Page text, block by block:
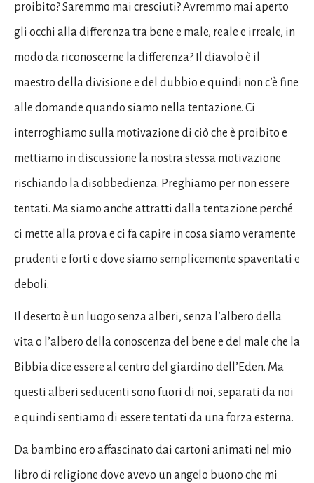
proibito? Saremmo mai cresciuti? Avremmo mai aperto
gli occhi alla differenza tra bene e male, reale e irreale, in
modo da riconoscerne la differenza? Il diavolo è il
maestro della divisione e del dubbio e quindi non c’è fine
alle domande quando siamo nella tentazione. Ci
interroghiamo sulla motivazione di ciò che è proibito e
mettiamo in discussione la nostra stessa motivazione
rischiando la disobbedienza. Preghiamo per non essere
tentati. Ma siamo anche attratti dalla tentazione perché
ci mette alla prova e ci fa capire in cosa siamo veramente
prudenti e forti e dove siamo semplicemente spaventati e
deboli.
Il deserto è un luogo senza alberi, senza l’albero della
vita o l’albero della conoscenza del bene e del male che la
Bibbia dice essere al centro del giardino dell’Eden. Ma
questi alberi seducenti sono fuori di noi, separati da noi
e quindi sentiamo di essere tentati da una forza esterna.
Da bambino ero affascinato dai cartoni animati nel mio
libro di religione dove avevo un angelo buono che mi